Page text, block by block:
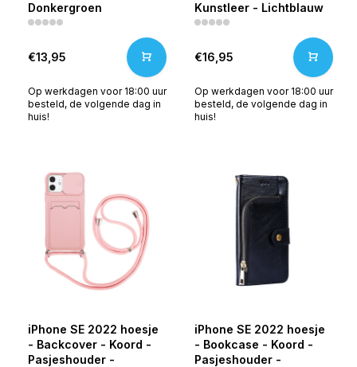
Donkergroen
€13,95
Op werkdagen voor 18:00 uur
besteld, de volgende dag in
huis!
Kunstleer - Lichtblauw
€16,95
Op werkdagen voor 18:00 uur
besteld, de volgende dag in
huis!
iPhone SE 2022 hoesje
- Backcover - Koord -
Pasjeshouder -
iPhone SE 2022 hoesje
- Bookcase - Koord -
Pasjeshouder -